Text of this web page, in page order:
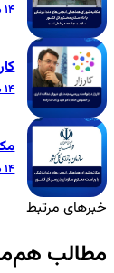
۱۴ مرداد ۱۴۰۵
۱۴ مرداد ۱۴۰۵
۱۴ مرداد ۱۴۰۵
خبرهای مرتبط
مطالب